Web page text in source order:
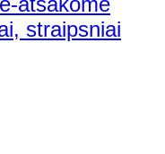
straipsniai